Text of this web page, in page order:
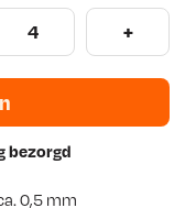
4 +
bezorgd
0,5 mm